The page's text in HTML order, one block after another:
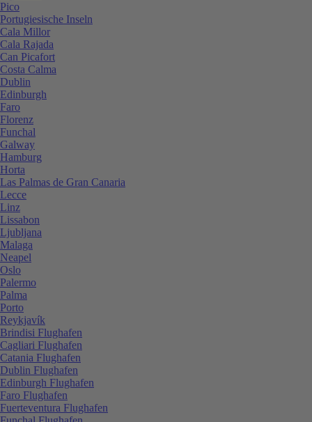
Pico
Portugiesische Inseln
Cala Millor
Cala Rajada
Can Picafort
Costa Calma
Dublin
Edinburgh
Faro
Florenz
Funchal
Galway
Hamburg
Horta
Las Palmas de Gran Canaria
Lecce
Linz
Lissabon
Ljubljana
Malaga
Neapel
Oslo
Palermo
Palma
Porto
Reykjavík
Brindisi Flughafen
Cagliari Flughafen
Catania Flughafen
Dublin Flughafen
Edinburgh Flughafen
Faro Flughafen
Fuerteventura Flughafen